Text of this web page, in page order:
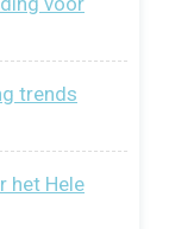
trends
het Hele